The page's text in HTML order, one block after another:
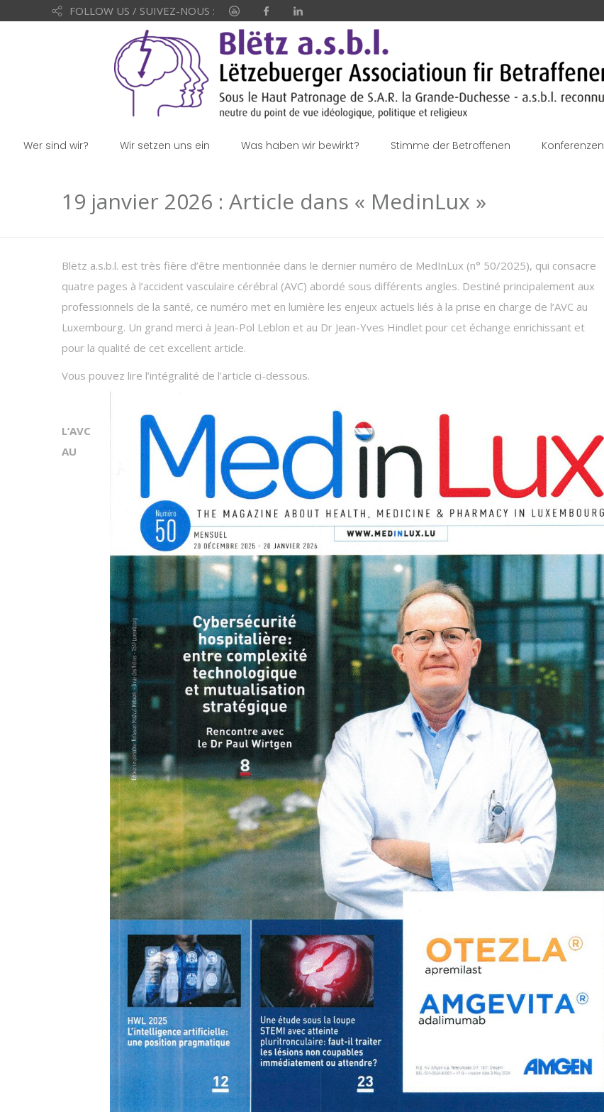
FOLLOW US / SUIVEZ-NOUS :
Wer sind wir? Wir setzen uns ein Was haben wir bewirkt? Stimme der Betroffenen Konferenzen
19 janvier 2026 : Article dans « MedinLux »
Blëtz a.s.b.l. est très fière d’être mentionnée dans le dernier numéro de MedInLux (n° 50/2025), qui consacre
quatre pages à l’accident vasculaire cérébral (AVC) abordé sous différents angles. Destiné principalement aux
professionnels de la santé, ce numéro met en lumière les enjeux actuels liés à la prise en charge de l’AVC au
Luxembourg. Un grand merci à Jean-Pol Leblon et au Dr Jean-Yves Hindlet pour cet échange enrichissant et
pour la qualité de cet excellent article.
Vous pouvez lire l’intégralité de l’article ci-dessous.
L’AVC
AU